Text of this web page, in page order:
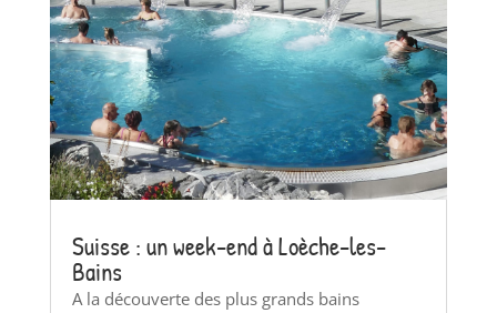
Suisse : un week-end à Loèche-les-
Bains
A la découverte des plus grands bains